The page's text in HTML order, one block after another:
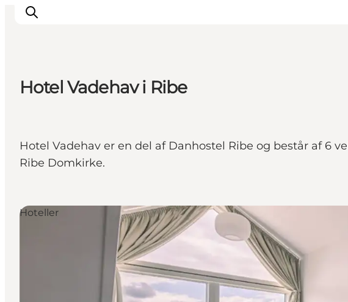
Aktiviteter
Overnatting
Hotel Vadehav i Ribe
Hotel Vadehav er en del af Danhostel Ribe og består af 6
Ribe Domkirke.
Hoteller